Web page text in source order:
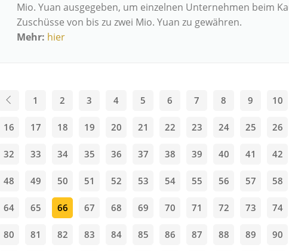
Mio. Yuan ausgegeben, um einzelnen Unternehmen beim
Zuschüsse von bis zu zwei Mio. Yuan zu gewähren.
Mehr: hier
1 2 3 4 5 6 7 8 9 10
16 17 18 19 20 21 22 23 24 25 26
32 33 34 35 36 37 38 39 40 41 42
48 49 50 51 52 53 54 55 56 57 58
64 65 66 67 68 69 70 71 72 73 74
80 81 82 83 84 85 86 87 88 89 90